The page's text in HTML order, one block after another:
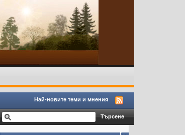
Най-новите теми и мнения